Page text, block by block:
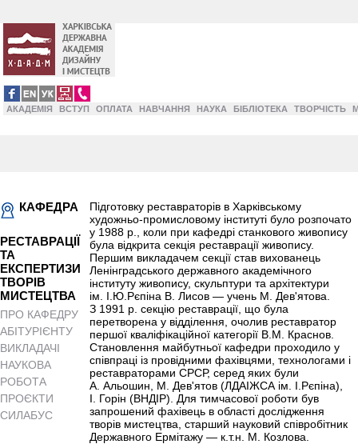
АКАДЕМІЯ ВСТУП ОПЛАТА НАВЧАННЯ НАУКА БІБЛІОТЕКА ТВОРЧІСТЬ
КАФЕДРА
РЕСТАВРАЦІЇ
ТА
ЕКСПЕРТИЗИ
ТВОРІВ
МИСТЕЦТВА
ПРО КАФЕДРУ
АБІТУРІЄНТУ
ВИКЛАДАЧІ
НАУКОВА
РОБОТА
ПРОЄКТИ
СИЛАБУС
Підготовку реставраторів в Харківському
художньо-промисловому інституті було розпочато
у 1988 р., коли при кафедрі станкового живопису
була відкрита секція реставрації живопису.
Першим викладачем секції став вихованець
Ленінградського державного академічного
інституту живопису, скульптури та архітектури
ім. І.Ю.Рєпіна В. Лисов — учень М. Дев'ятова.
З 1991 р. секцію реставрації, що була
перетворена у відділення, очолив реставратор
першої кваліфікаційної категорії В.М. Краснов.
Становлення майбутньої кафедри проходило у
співпраці із провідними фахівцями, технологами і
реставраторами СРСР, серед яких були
А. Альошин, М. Дев'ятов (ЛДАІЖСА ім. І.Рєпіна),
І. Горін (ВНДІР). Для тимчасової роботи був
запрошений фахівець в області дослідження
творів мистецтва, старший науковий співробітник
Державного Ермітажу — к.т.н. М. Козлова.